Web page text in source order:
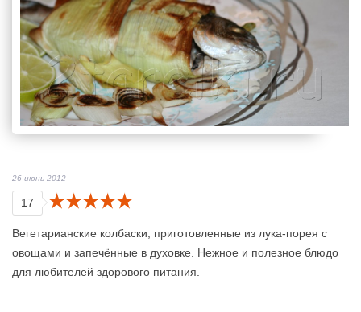
26 июнь 2012
17
Вегетарианские колбаски, приготовленные из лука-порея с
овощами и запечённые в духовке. Нежное и полезное блюдо
для любителей здорового питания.